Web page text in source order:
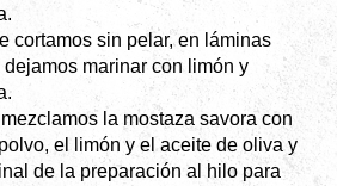
cortamos sin pelar, en láminas
dejamos marinar con limón y
la mostaza savora con
el limón y el aceite de oliva y
de la preparación al hilo para